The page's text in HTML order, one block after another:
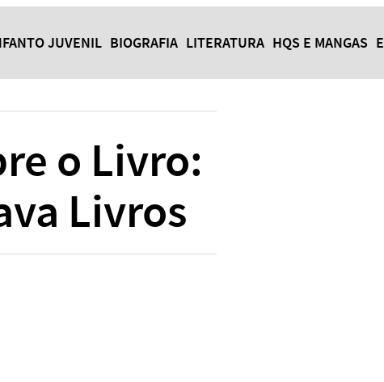
JUVENIL BIOGRAFIA LITERATURA HQS E MANGAS
o Livro:
Livros